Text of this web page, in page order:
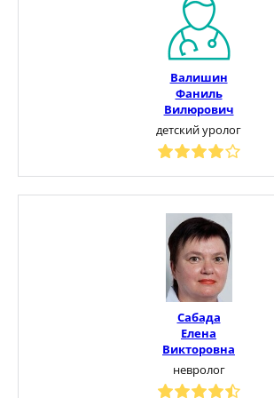
Валишин
Фаниль
Вилюрович
детский уролог
Сабада
Елена
Викторовна
невролог